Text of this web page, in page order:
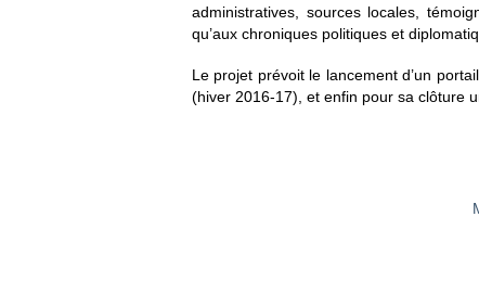
administratives, sources locales,
qu’aux chroniques politiques et
Le projet prévoit le lancement d’un
(hiver 2016-17), et enfin pour sa clôture